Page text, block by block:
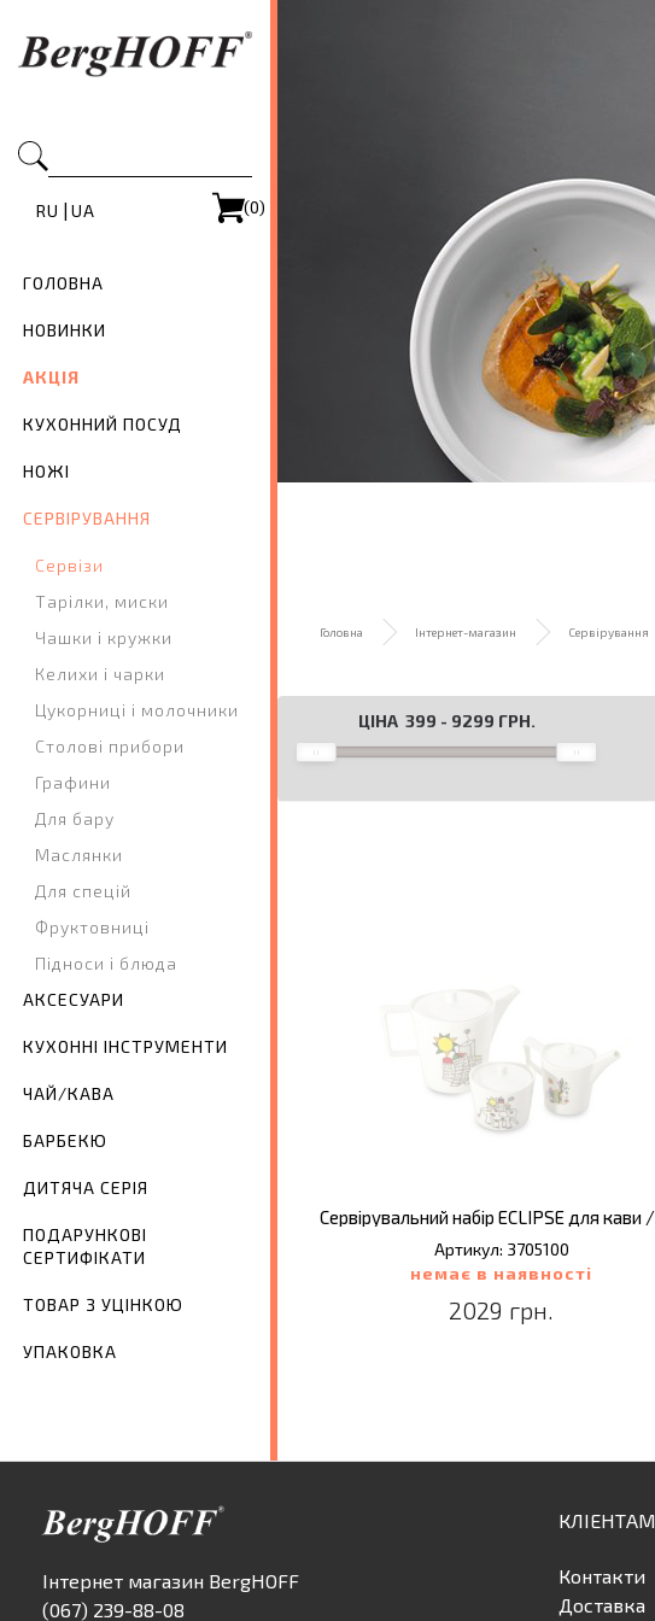
RU | UA (0)
ГОЛОВНА
НОВИНКИ
АКЦІЯ
КУХОННИЙ ПОСУД
НОЖІ
СЕРВІРУВАННЯ
Сервізи
Тарілки, миски
Чашки і кружки
Келихи і чарки
Цукорниці і молочники
Столові прибори
Графини
Для бару
Маслянки
Для спецій
Фруктовниці
Підноси і блюда
АКСЕСУАРИ
КУХОННІ ІНСТРУМЕНТИ
ЧАЙ/КАВА
БАРБЕКЮ
ДИТЯЧА СЕРІЯ
ПОДАРУНКОВІ
СЕРТИФІКАТИ
ТОВАР З УЦІНКОЮ
УПАКОВКА
Головна Інтернет-магазин Сервірування
ЦІНА 399 - 9299 ГРН.
Артикул: 3705100
немає в наявності
2029 грн.
Інтернет магазин BergHOFF
(067) 239-88-08
КЛІЕНТАМ
Контакти
Доставка